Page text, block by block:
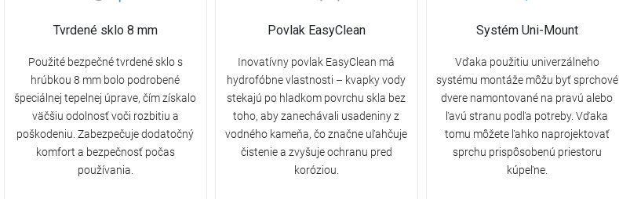
Tvrdené sklo 8 mm
Použité bezpečné tvrdené sklo s
hrúbkou 8 mm bolo podrobené
špeciálnej tepelnej úprave, čím získalo
väčšiu odolnosť voči rozbitiu a
poškodeniu. Zabezpečuje dodatočný
komfort a bezpečnosť počas
používania.
Povlak EasyClean
Inovatívny povlak EasyClean má
hydrofóbne vlastnosti – kvapky vody
stekajú po hladkom povrchu skla bez
toho, aby zanechávali usadeniny z
vodného kameňa, čo značne uľahčuje
čistenie a zvyšuje ochranu pred
koróziou.
Systém Uni-Mount
Vďaka použitiu univerzálneho
systému montáže môžu byť sprchové
dvere namontované na pravú alebo
ľavú stranu podľa potreby. Vďaka
tomu môžete ľahko naprojektovať
sprchu prispôsobenú priestoru
kúpeľne.